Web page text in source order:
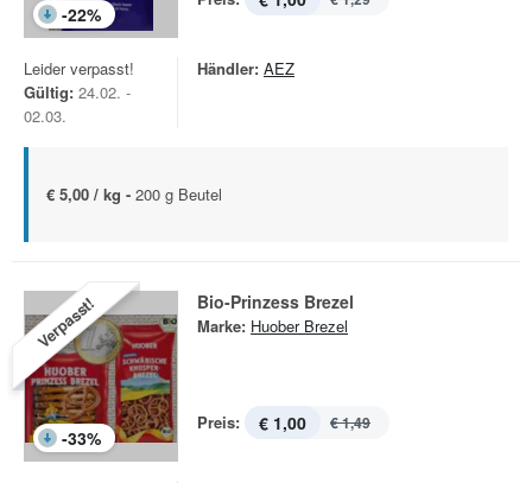
-22%
Leider verpasst!
Gültig: 24.02. -
02.03.
Händler: AEZ
€ 5,00 / kg - 200 g Beutel
Verpasst!
-33%
Bio-Prinzess Brezel
Marke: Huober Brezel
Preis: € 1,00 € 1,49